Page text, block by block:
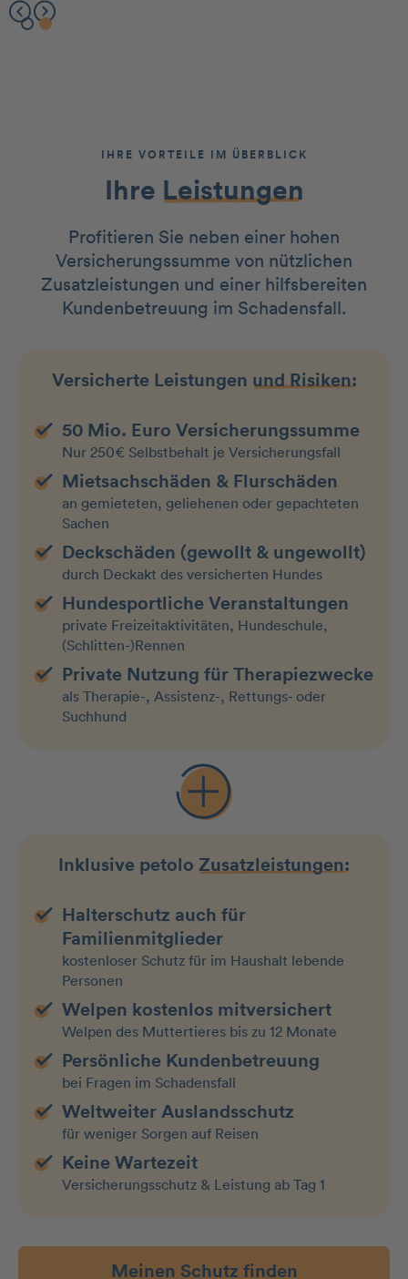
Slide 2 of 2.
IHRE VORTEILE IM ÜBERBLICK
Ihre Leistungen
Profitieren Sie neben einer hohen
Versicherungssumme von nützlichen
Zusatzleistungen und einer hilfsbereiten
Kundenbetreuung im Schadensfall.
Versicherte Leistungen und Risiken:
50 Mio. Euro Versicherungssumme
Nur 250€ Selbstbehalt je Versicherungs­fall
Mietsachschäden & Flurschäden
an gemieteten, geliehenen oder gepachteten
Sachen
Deckschäden (gewollt & ungewollt)
durch Deckakt des versicherten Hundes
Hundesportliche Veranstaltungen
private Freizeitaktivitäten, Hundeschule,
(Schlitten-)Rennen
Private Nutzung für Therapiezwecke
als Therapie-, Assistenz-, Rettungs- oder
Suchhund
Inklusive petolo Zusatzleistungen:
Halterschutz auch für
Familienmitglieder
kostenloser Schutz für im Haushalt lebende
Personen
Welpen kostenlos mitversichert
Welpen des Muttertieres bis zu 12 Monate
Persönliche Kundenbetreuung
bei Fragen im Schadensfall
Weltweiter Auslandsschutz
für weniger Sorgen auf Reisen
Keine Wartezeit
Versicherungsschutz & Leistung ab Tag 1
Meinen Schutz finden